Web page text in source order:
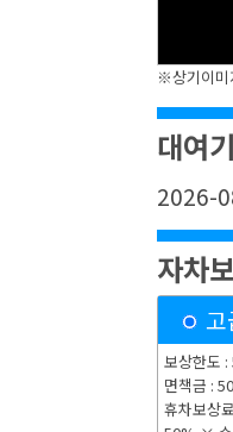
※상기이미
대여
2026-
자차
고
보상한도
면책금 :
휴차보상